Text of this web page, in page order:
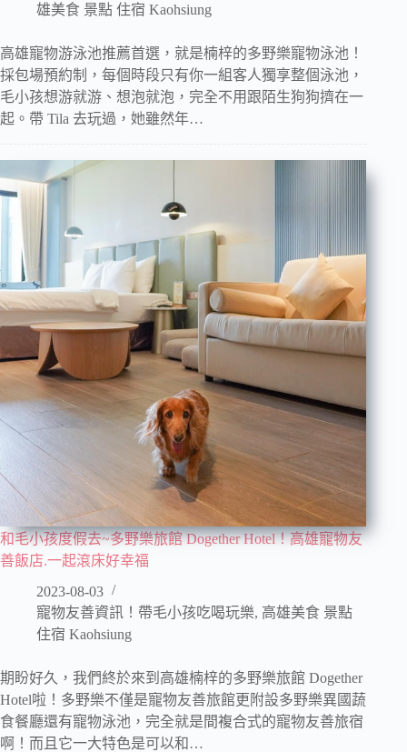
雄美食 景點 住宿 Kaohsiung
高雄寵物游泳池推薦首選，就是楠梓的多野樂寵物泳池！
採包場預約制，每個時段只有你一組客人獨享整個泳池，
毛小孩想游就游、想泡就泡，完全不用跟陌生狗狗擠在一
起。帶 Tila 去玩過，她雖然年…
和毛小孩度假去~多野樂旅館 Dogether Hotel！高雄寵物友
善飯店.一起滾床好幸福
2023-08-03
寵物友善資訊！帶毛小孩吃喝玩樂, 高雄美食 景點
住宿 Kaohsiung
期盼好久，我們終於來到高雄楠梓的多野樂旅館 Dogether
Hotel啦！多野樂不僅是寵物友善旅館更附設多野樂異國蔬
食餐廳還有寵物泳池，完全就是間複合式的寵物友善旅宿
啊！而且它一大特色是可以和…